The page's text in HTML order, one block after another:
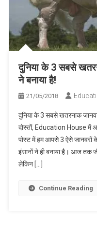
दुनिया के 3 सबसे
ने बनाया है!
21/05/2018
दुनिया के 3 सबसे खतरनाक
दोस्तों, Education House में
पोस्ट में हम आपसे 3 ऐसे जानवरों
इंसानों ने ही बनाया है। आज
लेकिन […]
Continue Reading